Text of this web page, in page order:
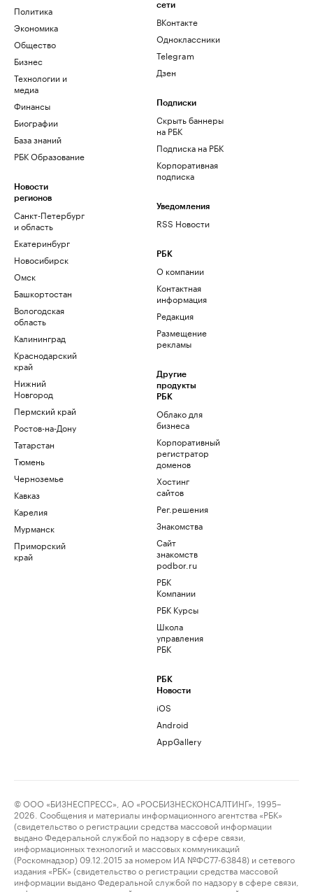
Политика
Экономика
Общество
Бизнес
Технологии и
медиа
Финансы
Биографии
База знаний
РБК Образование
Новости
регионов
Санкт-Петербург
и область
Екатеринбург
Новосибирск
Омск
Башкортостан
Вологодская
область
Калининград
Краснодарский
край
Нижний
Новгород
Пермский край
Ростов-на-Дону
Татарстан
Тюмень
Черноземье
Кавказ
Карелия
Мурманск
Приморский
край
сети
ВКонтакте
Одноклассники
Telegram
Дзен
Подписки
Скрыть баннеры
на РБК
Подписка на РБК
Корпоративная
подписка
Уведомления
RSS Новости
РБК
О компании
Контактная
информация
Редакция
Размещение
рекламы
Другие
продукты
РБК
Облако для
бизнеса
Корпоративный
регистратор
доменов
Хостинг
сайтов
Рег.решения
Знакомства
Сайт
знакомств
podbor.ru
РБК
Компании
РБК Курсы
Школа
управления
РБК
РБК
Новости
iOS
Android
AppGallery
© ООО «БИЗНЕСПРЕСС», АО «РОСБИЗНЕСКОНСАЛТИНГ», 1995–
2026. Сообщения и материалы информационного агентства «РБК»
(свидетельство о регистрации средства массовой информации
выдано Федеральной службой по надзору в сфере связи,
информационных технологий и массовых коммуникаций
(Роскомнадзор) 09.12.2015 за номером ИА №ФС77-63848) и сетевого
издания «РБК» (свидетельство о регистрации средства массовой
информации выдано Федеральной службой по надзору в сфере связи,